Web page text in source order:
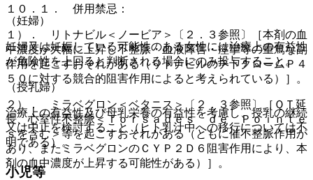
（妊婦）
妊婦又は妊娠している可能性のある女性には治療上の有益性
が危険性を上回ると判断される場合にのみ投与すること。
（授乳婦）
治療上の有益性及び母乳栄養の有益性を考慮し、授乳の継続
又は中止を検討すること（ヒト乳汁中への移行については不
明である）。
小児等
１０．１． 併用禁忌：
１）． リトナビル＜ノービア＞〔２．３参照〕［本剤の血
中濃度が大幅に上昇し不整脈・血液障害・痙攣等の重篤な副
作用を起こすおそれがある（リトナビルのチトクロームＰ４
５０に対する競合的阻害作用によると考えられている）］。
２）． ミラベグロン＜ベタニス＞〔２．３参照〕［ＱＴ延
長、心室性不整脈＜Ｔｏｒｓａｄｅｓ ｄｅ Ｐｏｉｎｔｅ
ｓを含む＞等を起こすおそれがある（ともに催不整脈作用が
あり、またミラベグロンのＣＹＰ２Ｄ６阻害作用により、本
剤の血中濃度が上昇する可能性がある）］。